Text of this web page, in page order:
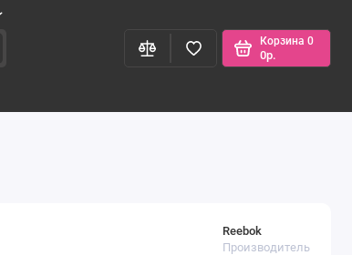
Корзина 0
0р.
Reebok
Производитель